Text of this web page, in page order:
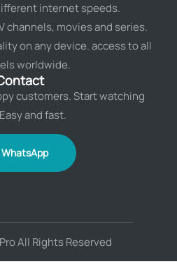
internet speeds.
channels, movies and series.
on any device. access to all
worldwide.
customers. Start watching
and fast.
All Rights Reserved